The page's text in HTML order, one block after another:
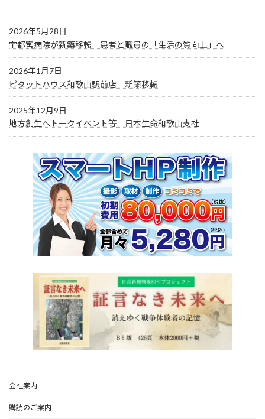
2026年5月28日
宇都宮病院が新築移転 患者と職員の「生活の質向上」へ
2026年1月7日
ピタットハウス和歌山駅前店 新築移転
2025年12月9日
地方創生へトークイベント等 日本生命和歌山支社
会社案内
購読のご案内